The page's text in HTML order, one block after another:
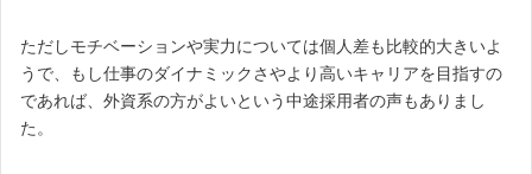
ただしモチベーションや実力については個人差も比較的大きいよ
うで、もし仕事のダイナミックさやより高いキャリアを目指すの
であれば、外資系の方がよいという中途採用者の声もありまし
た。